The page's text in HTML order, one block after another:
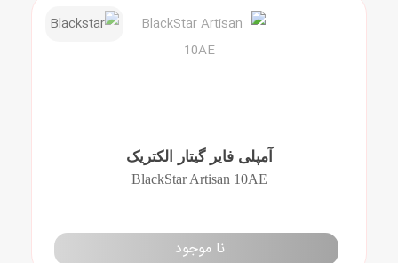
آمپلی فایر گیتار الکتریک
BlackStar Artisan 10AE
نا موجود